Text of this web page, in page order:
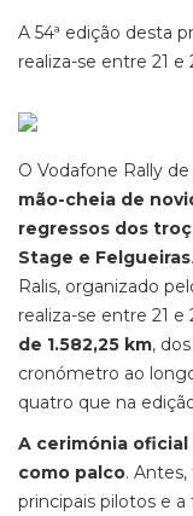
A 54ª edição desta
realiza-se entre 21 e
O Vodafone Rally
mão-cheia de
regressos dos
Stage e Felgueiras
Ralis, organizado
realiza-se entre 21
de 1.582,25 km,
cronómetro ao
quatro que na
A cerimónia
como palco.
principais pilotos e